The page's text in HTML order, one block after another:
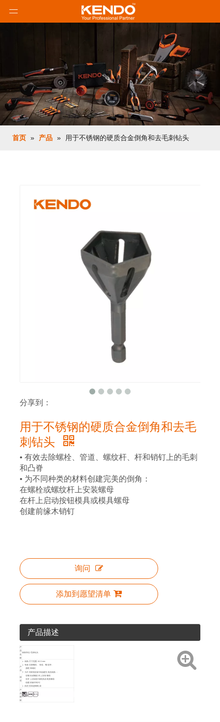
首页 » 产品 » 用于不锈钢的硬质合金倒角和去毛刺钻头
分享到：
用于不锈钢的硬质合金倒角和去毛
刺钻头
• 有效去除螺栓、管道、螺纹杆、杆和销钉上的毛刺
和凸脊
• 为不同种类的材料创建完美的倒角：
在螺栓或螺纹杆上安装螺母
在杆上启动按钮模具或模具螺母
创建前缘木销钉
询问
添加到愿望清单
产品描述
产
品
名
称
倒角和去毛刺钻头
产
品
述
倒角尺寸范围 8-22 mm
有效去除螺栓、管道、螺纹杆、
酒吧和销钉
为不同种类的材料创建完美的倒角：
在螺栓或螺纹杆上安装螺母
在杆上启动按钮模具或模具螺母
创建前缘木销钉
由优质高速钢制成
产
品
图
标